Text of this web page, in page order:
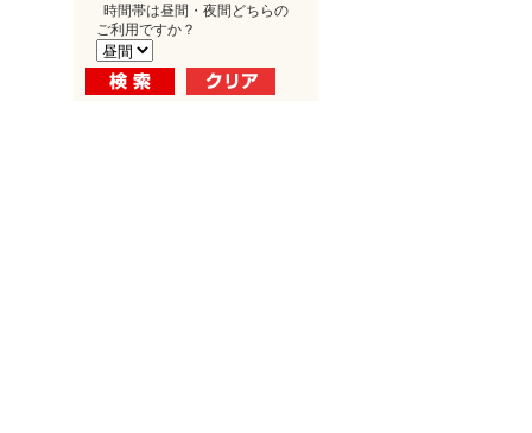
時間帯は昼間・夜間どちらの
ご利用ですか？